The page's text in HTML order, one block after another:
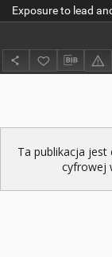
Ta publikacja
cyfrowej